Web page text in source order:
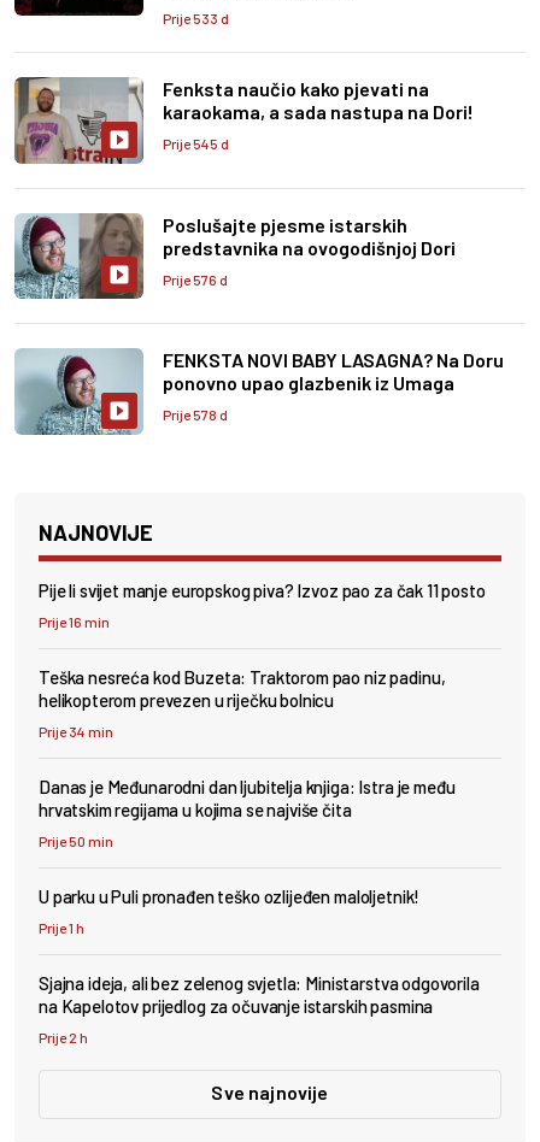
Prije 533 d
Fenksta naučio kako pjevati na
karaokama, a sada nastupa na Dori!
Prije 545 d
Poslušajte pjesme istarskih
predstavnika na ovogodišnjoj Dori
Prije 576 d
FENKSTA NOVI BABY LASAGNA? Na Doru
ponovno upao glazbenik iz Umaga
Prije 578 d
NAJNOVIJE
Pije li svijet manje europskog piva? Izvoz pao za čak 11 posto
Prije 16 min
Teška nesreća kod Buzeta: Traktorom pao niz padinu,
helikopterom prevezen u riječku bolnicu
Prije 34 min
Danas je Međunarodni dan ljubitelja knjiga: Istra je među
hrvatskim regijama u kojima se najviše čita
Prije 50 min
U parku u Puli pronađen teško ozlijeđen maloljetnik!
Prije 1 h
Sjajna ideja, ali bez zelenog svjetla: Ministarstva odgovorila
na Kapelotov prijedlog za očuvanje istarskih pasmina
Prije 2 h
Sve najnovije